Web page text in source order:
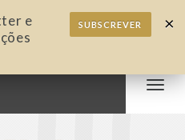
×
e
SUBSCREVER